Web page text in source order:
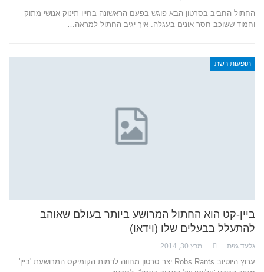
החתול החביב בסרטון הבא פוגש בפעם הראשונה בחייו תינוק אנושי מתוק
וחמוד ששוכב חסר אונים בעגלה. איך יגיב החתול למראה…
תופעות רשת
ביין-קט הוא החתול המרושע ביותר בעולם שאוהב
להתעלל בבעלים שלו (וידאו)
גלעד גזית מרץ 30, 2014
ערוץ היוטיוב Robs Rants יצר סרטון מחווה לדמות הקומיקס המרושעת 'ביין'